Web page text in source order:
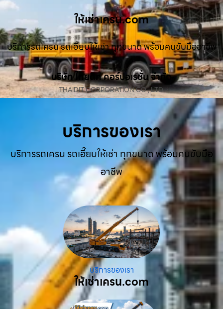
ให้เช่าเครน.com
บริการรถเครน รถเฮี๊ยบให้เช่า ทุกขนาด พร้อมคนขับมืออาชีพ
บริษัท ไทยดิท คอร์ปอเรชั่น จำกัด
THAIDIT CORPORATION CO., LTD.
บริการของเรา
บริการรถเครน รถเฮี๊ยบให้เช่า ทุกขนาด พร้อมคนขับมือ
อาชีพ
บริการของเรา
ให้เช่าเครน.com